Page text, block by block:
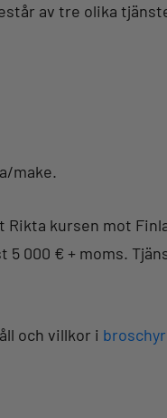
av tre olika
make.
kursen mot
000 € + moms.
och villkor i